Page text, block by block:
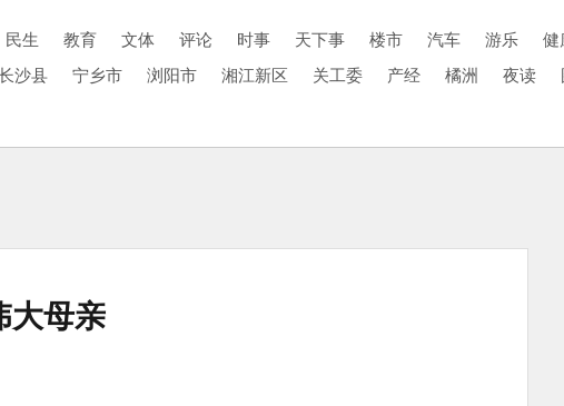
民生 教育 文体 评论 时事 天下事 楼市 汽车 游乐 健
沙县 宁乡市 浏阳市 湘江新区 关工委 产经 橘洲 夜读
大母亲